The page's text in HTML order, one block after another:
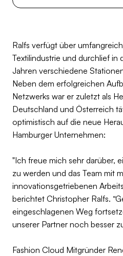
Ralfs verfügt über
Textilindustrie und durchlief in
Jahren verschiedene
Neben dem erfolgreichen
Netzwerks war er zuletzt als
Deutschland und Österreich
optimistisch auf die neue
Hamburger Unternehmen:
"Ich freue mich sehr darüber,
zu werden und das Team mit
innovationsgetriebenen
berichtet Christopher Ralfs.
eingeschlagenen Weg
unserer Partner noch besser
Fashion Cloud Mitgründer